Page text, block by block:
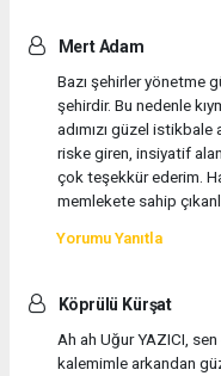
Mert Adam
Bazı şehirler yönetme
şehirdir. Bu nedenle
adımızı güzel
riske giren, insiyatif
çok teşekkür ederim.
memlekete sahip
Yorumu Yanıtla
Köprülü Kürşat
Ah ah Uğur YAZICI,
kalemimle arkandan